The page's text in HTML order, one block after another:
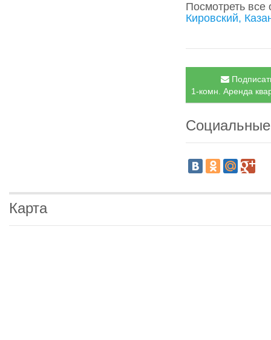
Посмотреть
Кировский,
1-комн. Аренда
Карта